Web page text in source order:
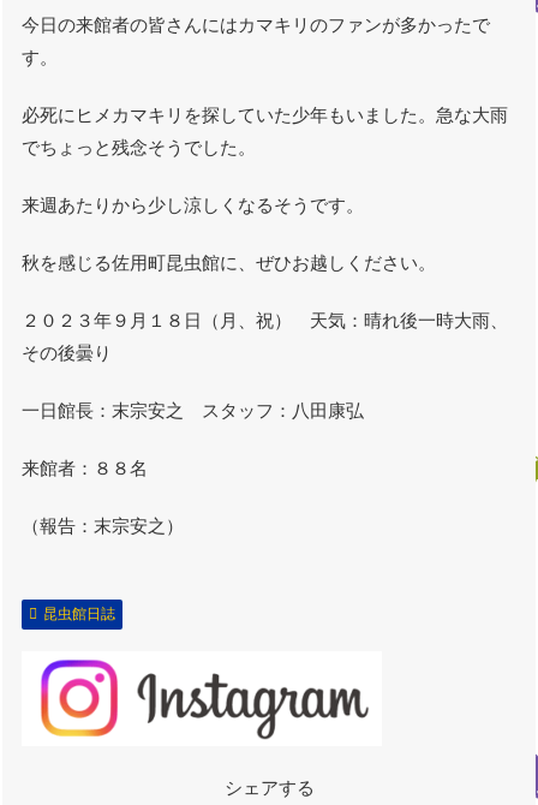
今日の来館者の皆さんにはカマキリのファンが多かったで
す。
必死にヒメカマキリを探していた少年もいました。急な大雨
でちょっと残念そうでした。
来週あたりから少し涼しくなるそうです。
秋を感じる佐用町昆虫館に、ぜひお越しください。
２０２３年９月１８日（月、祝） 天気：晴れ後一時大雨、
その後曇り
一日館長：末宗安之 スタッフ：八田康弘
来館者：８８名
（報告：末宗安之）
昆虫館日誌
シェアする